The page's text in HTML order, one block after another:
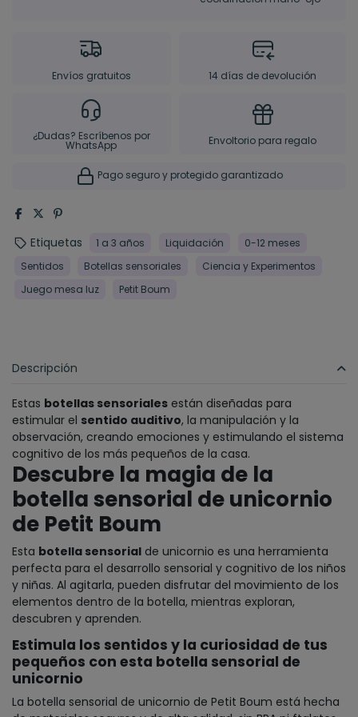
Envíos gratuitos 14 días de devolución
¿Dudas? Escríbenos por
WhatsApp Envoltorio para regalo
Pago seguro y protegido garantizado
Etiquetas 1 a 3 años Liquidación
0-12 meses
Sentidos
Botellas sensoriales
Ciencia y Experimentos
Juego mesa luz
Petit Boum
Descripción
Estas botellas sensorialesestán diseñadas para
estimular el sentido auditivo, la manipulación y la
observación, creando emociones y estimulando el sistema
cognitivo de los más pequeños de la casa.
Descubre la magia de la
botella sensorial de unicornio
de Petit Boum
Esta botella sensorialde unicornio es una herramienta
perfecta para el desarrollo sensorial y cognitivo de los niños
y niñas. Al agitarla, pueden disfrutar del movimiento de los
elementos dentro de la botella, mientras exploran,
descubren y aprenden.
Estimula los sentidos y la curiosidad de tus
pequeños con esta botella sensorial de
unicornio
La botella sensorial de unicornio de Petit Boum está hecha